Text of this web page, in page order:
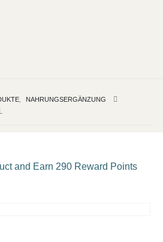
NAHRUNGSERGÄNZUNG
and Earn 290 Reward Points